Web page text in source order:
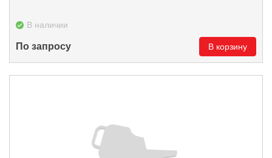
В наличии
По запросу В корзину